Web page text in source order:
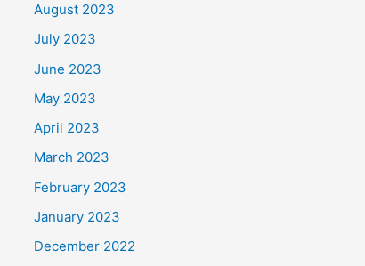
August 2023
July 2023
June 2023
May 2023
April 2023
March 2023
February 2023
January 2023
December 2022